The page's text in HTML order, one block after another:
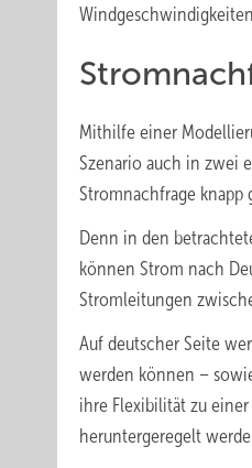
Mithilfe einer
Szenario auch in zwei
Stromnachfrage knapp
Denn in den
können Strom nach
Stromleitungen
Auf deutscher Seite
werden können –
ihre Flexibilität zu
heruntergeregelt